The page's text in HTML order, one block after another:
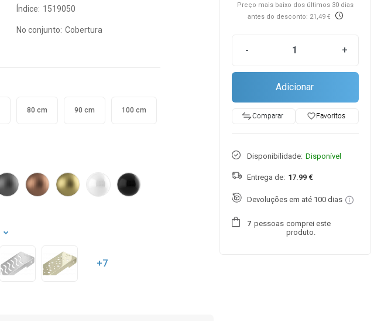
Índice: 1519050
No conjunto: Cobertura
80 cm 90 cm 100 cm
+7
Preço mais baixo dos últimos 30 dias
antes do desconto: 21,49 €
- +
Adicionar
Comparar favorite_borderFavoritos
Disponibilidade: Disponível
Entrega de: 17.99 €
Devoluções em até 100 dias
7 pessoas comprei este
produto.